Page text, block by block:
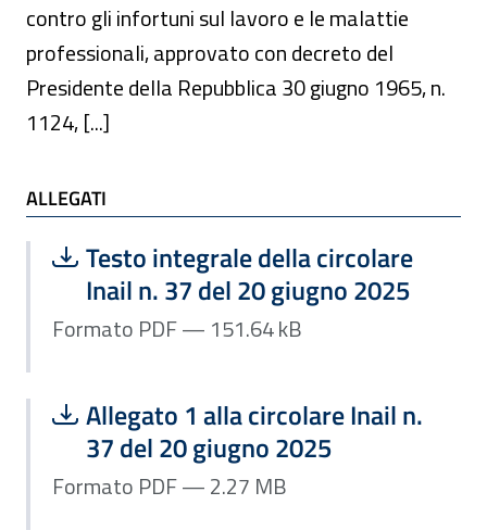
contro gli infortuni sul lavoro e le malattie
professionali, approvato con decreto del
Presidente della Repubblica 30 giugno 1965, n.
1124, [...]
ALLEGATI
ALLEGATI
Scarica file:
Testo integrale della circolare
Inail n. 37 del 20 giugno 2025
Formato PDF — Dimensione 151.64 kB
Formato PDF — 151.64 kB
Scarica file:
Allegato 1 alla circolare Inail n.
37 del 20 giugno 2025
Formato PDF — Dimensione 2.27 MB
Formato PDF — 2.27 MB